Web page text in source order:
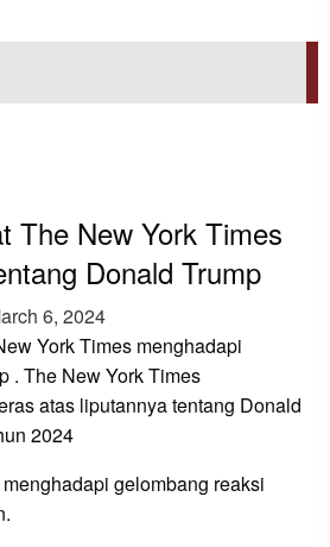
The New York Times
Donald Trump
6, 2024
York Times menghadapi
. The New York Times
atas liputannya tentang Donald
2024
gelombang reaksi